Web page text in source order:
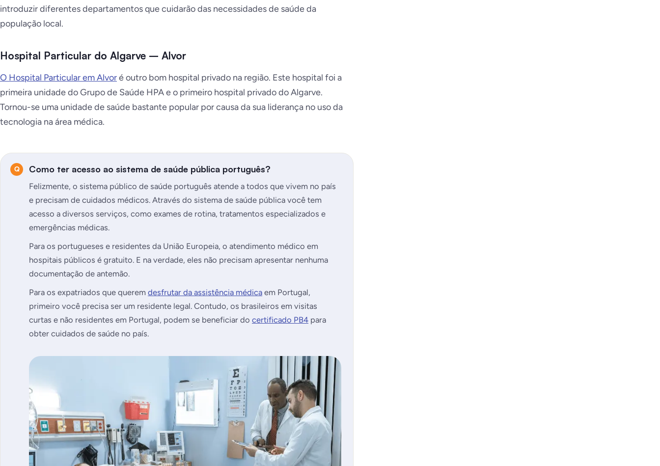
introduzir diferentes departamentos que cuidarão das necessidades de saúde da
população local.
Hospital Particular do Algarve – Alvor
O Hospital Particular em Alvoré outro bom hospital privado na região. Este hospital foi a
primeira unidade do Grupo de Saúde HPA e o primeiro hospital privado do Algarve.
Tornou-se uma unidade de saúde bastante popular por causa da sua liderança no uso da
tecnologia na área médica.
Como ter acesso ao sistema de saúde pública português?
Felizmente, o sistema público de saúde português atende a todos que vivem no país
e precisam de cuidados médicos. Através do sistema de saúde pública você tem
acesso a diversos serviços, como exames de rotina, tratamentos especializados e
emergências médicas.
Para os portugueses e residentes da União Europeia, o atendimento médico em
hospitais públicos é gratuito. E na verdade, eles não precisam apresentar nenhuma
documentação de antemão.
Para os expatriados que querem desfrutar da assistência médica em Portugal,
primeiro você precisa ser um residente legal. Contudo, os brasileiros em visitas
curtas e não residentes em Portugal, podem se beneficiar do certificado PB4 para
obter cuidados de saúde no país.